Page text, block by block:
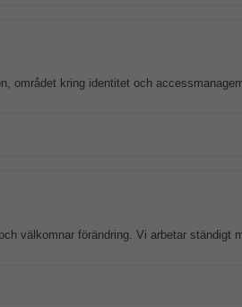
området kring identitet och
välkomnar förändring. Vi arbetar ständigt